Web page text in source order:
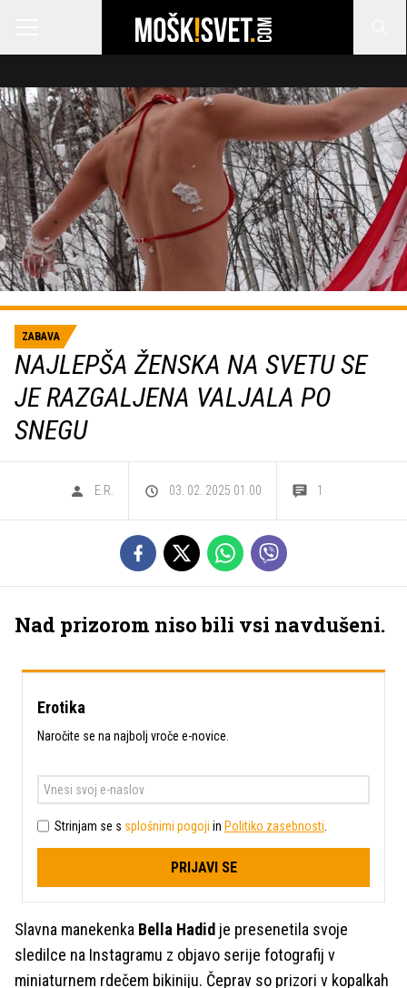
ZABAVA
NAJLEPŠA ŽENSKA NA SVETU SE
JE RAZGALJENA VALJALA PO
SNEGU
E.R. 03. 02. 2025 01.00 1
Nad prizorom niso bili vsi navdušeni.
Erotika
Naročite se na najbolj vroče e-novice.
Strinjam se s splošnimi pogoji in Politiko zasebnosti
PRIJAVI SE
Slavna manekenka Bella Hadid je presenetila svoje
sledilce na Instagramu z objavo serije fotografij v
miniaturnem rdečem bikiniju. Čeprav so prizori v kopalkah